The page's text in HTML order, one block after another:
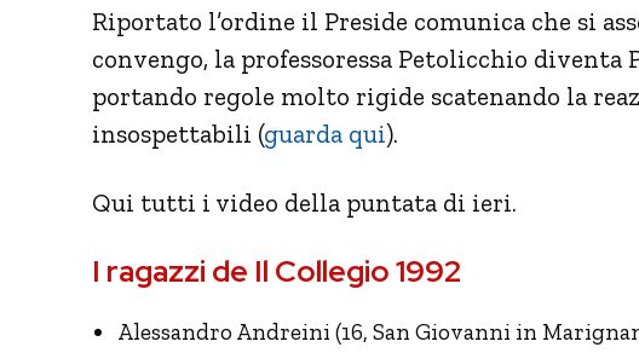
Riportato l’ordine il Preside comunica che si
convengo, la professoressa Petolicchio diventa
portando regole molto rigide scatenando la
insospettabili (guarda qui).
Qui tutti i video della puntata di ieri.
I ragazzi de Il Collegio 1992
Alessandro Andreini (16, San Giovanni in